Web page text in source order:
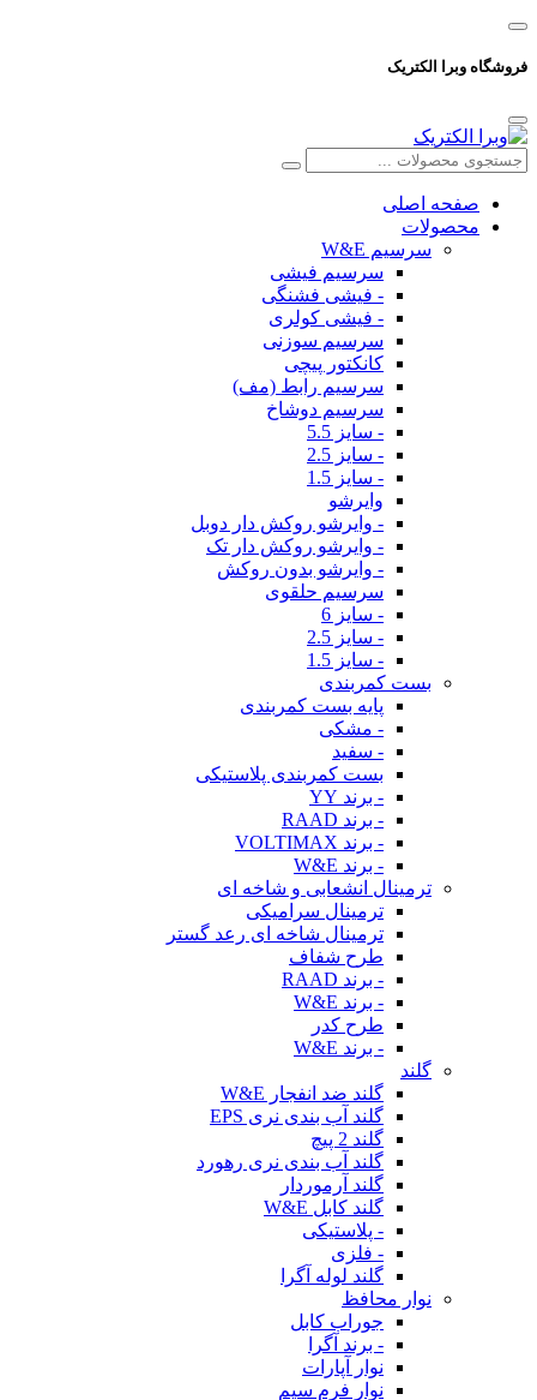
فروشگاه وبرا الکتریک
صفحه اصلی
محصولات
سرسیم W&E
سرسیم فیشی
- فیشی فشنگی
- فیشی کولری
سرسیم سوزنی
کانکتور پیچی
سرسیم رابط (مف)
سرسیم دوشاخ
- سایز 5.5
- سایز 2.5
- سایز 1.5
وایرشو
- وایرشو روکش دار دوبل
- وایرشو روکش دار تک
- وایرشو بدون روکش
سرسیم حلقوی
- سایز 6
- سایز 2.5
- سایز 1.5
بست کمربندی
پایه بست کمربندی
- مشکی
- سفید
بست کمربندی پلاستیکی
- برند YY
- برند RAAD
- برند VOLTIMAX
- برند W&E
ترمینال انشعابی و شاخه ای
ترمینال سرامیکی
ترمینال شاخه ای رعد گستر
طرح شفاف
- برند RAAD
- برند W&E
طرح کدر
- برند W&E
گلند
گلند ضد انفجار W&E
گلند آب بندی نری EPS
گلند 2 پیچ
گلند آب بندی نری رهورد
گلند آرموردار
گلند کابل W&E
- پلاستیکی
- فلزی
گلند لوله آگرا
نوار محافظ
جوراب کابل
- برند آگرا
نوار آپارات
نوار فرم سیم